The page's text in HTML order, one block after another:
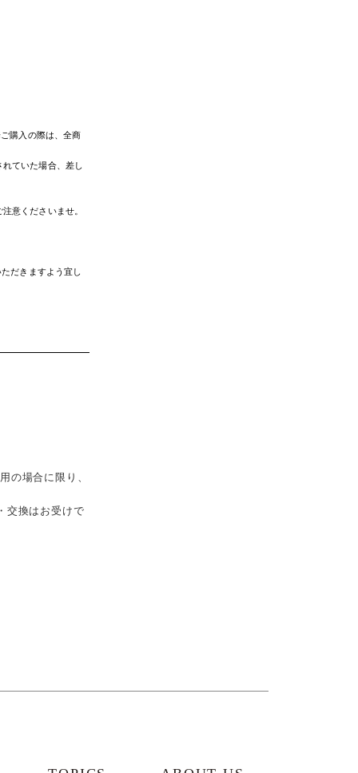
購入の際は、全商
ていた場合、差し
意くださいませ。
だきますよう宜し
の場合に限り、
交換はお受けで